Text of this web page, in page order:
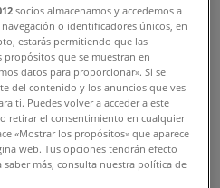
från A-Grossisten
socios almacenamos y accedemos a
o identificadores únicos, en
estarás permitiendo que las
que se muestran en
datos para proporcionar». Si se
del contenido y los anuncios que ves
ti. Puedes volver a acceder a este
retirar el consentimiento en cualquier
«Mostrar los propósitos» que aparece
web. Tus opciones tendrán efecto
más, consulta nuestra política de